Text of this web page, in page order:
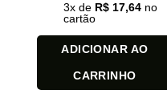
3x de R$ 17,64 no
cartão
ADICIONAR AO
CARRINHO